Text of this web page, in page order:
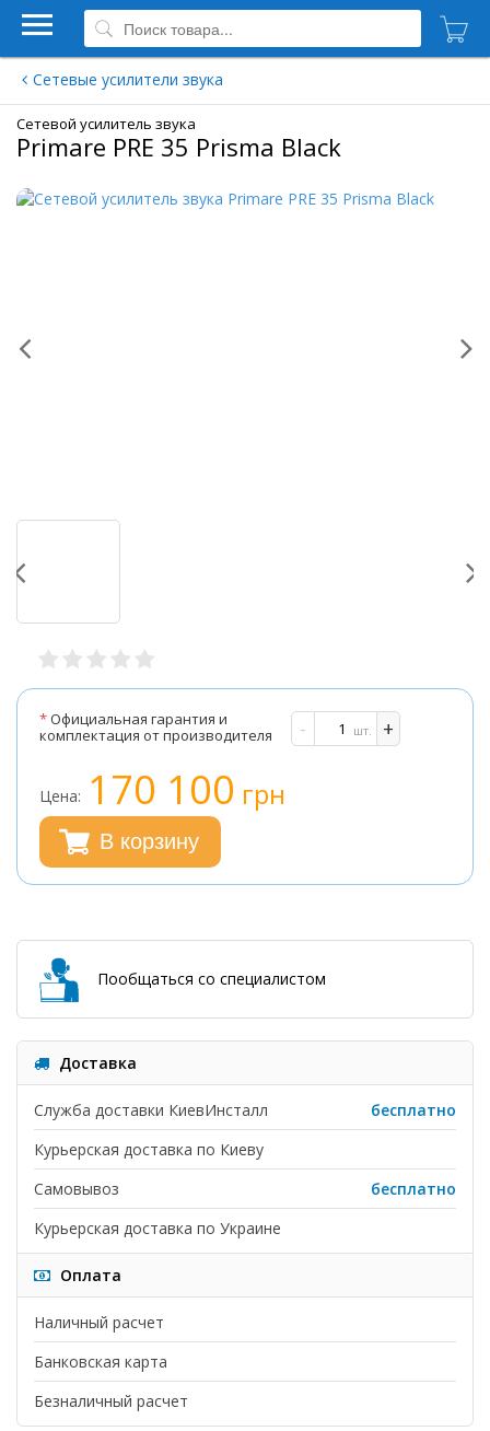
Сетевые усилители звука
Сетевой усилитель звука
Primare PRE 35 Prisma Black
*Официальная гарантия и
комплектация от производителя
- +
шт.
Цена: 170 100 грн
В корзину
Пообщаться со специалистом
Доставка
Служба доставки КиевИнсталл
бесплатно
Курьерская доставка по Киеву
Самовывоз
бесплатно
Курьерская доставка по Украине
Оплата
Наличный расчет
Банковская карта
Безналичный расчет